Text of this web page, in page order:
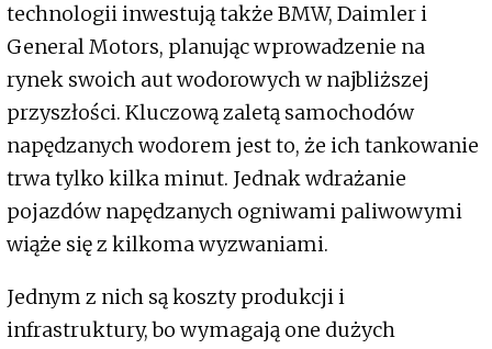
technologii inwestują także BMW, Daimler i
General Motors, planując wprowadzenie na
rynek swoich aut wodorowych w najbliższej
przyszłości. Kluczową zaletą samochodów
napędzanych wodorem jest to, że ich tankowanie
trwa tylko kilka minut. Jednak wdrażanie
pojazdów napędzanych ogniwami paliwowymi
wiąże się z kilkoma wyzwaniami.
Jednym z nich są koszty produkcji i
infrastruktury, bo wymagają one dużych